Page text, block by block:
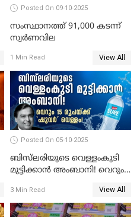
Posted On 09-10-2025
സംസ്ഥാനത്ത് 91,000 കടന്ന്
സ്വര്‍ണവില
1 Min Read View All
Posted On 05-10-2025
ബിസ്‌ലരിയുടെ വെള്ളംകുടി
മുട്ടിക്കാൻ അംബാനി! വെറും
3 Min Read View All